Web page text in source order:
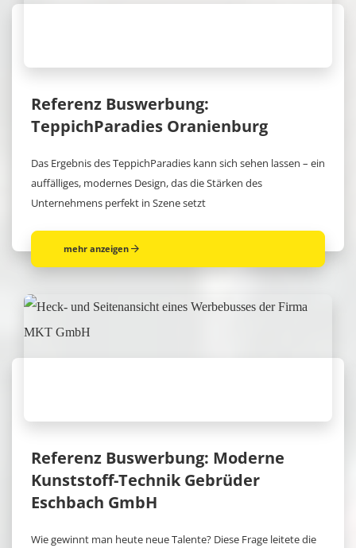
Referenz Buswerbung:
TeppichParadies Oranienburg
Das Ergebnis des TeppichParadies kann sich sehen lassen – ein
auffälliges, modernes Design, das die Stärken des
Unternehmens perfekt in Szene setzt
mehr anzeigen
Referenz Buswerbung: Moderne
Kunststoff-Technik Gebrüder
Eschbach GmbH
Wie gewinnt man heute neue Talente? Diese Frage leitete die